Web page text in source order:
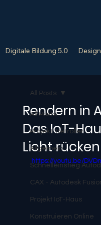
Digitale Bildung 5.0
All Posts
Projekt Tretroller
Allgemein
Schnelleinstieg
CAX - Autodesk
Projekt IoT-Haus
Konstruieren Online
All Posts
Rendern in
Das IoT-
Licht rücken
https://youtu.be/